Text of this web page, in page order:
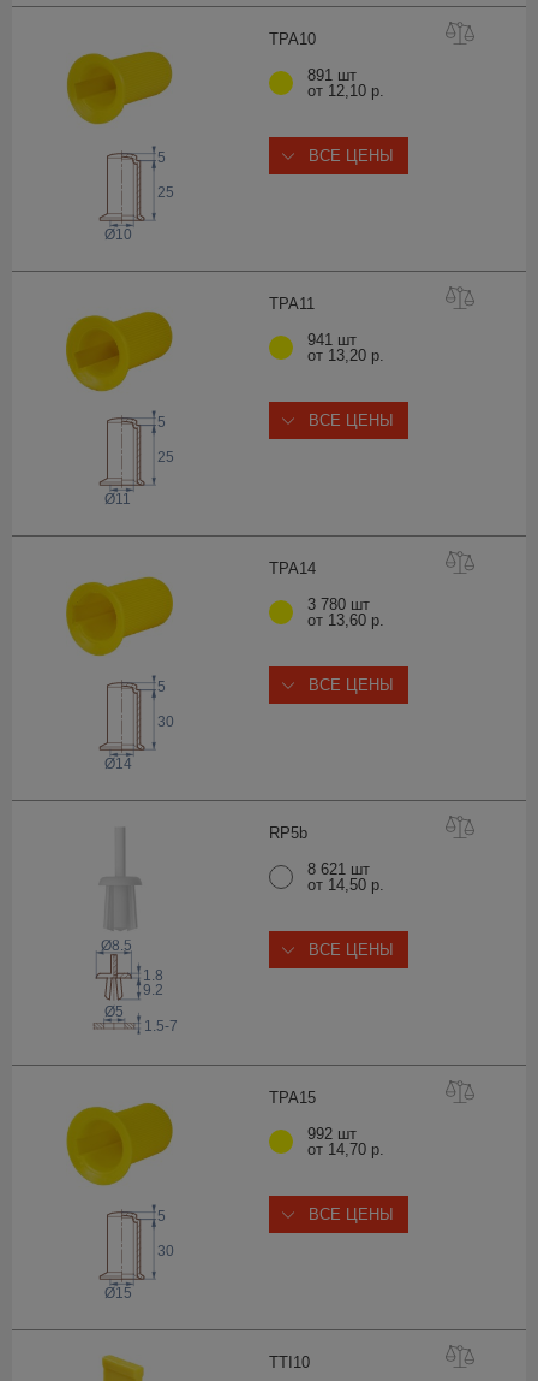
TPA10
25
5
Ø10
891 шт
от 12,10 р.
ВСЕ ЦЕНЫ
TPA11
25
5
Ø11
941 шт
от 13,20 р.
ВСЕ ЦЕНЫ
TPA14
30
5
Ø14
3 780 шт
от 13,60 р.
ВСЕ ЦЕНЫ
RP5b
1.8
9.2
Ø8.5
Ø5
1.5-7
8 621 шт
от 14,50 р.
ВСЕ ЦЕНЫ
TPA15
30
5
Ø15
992 шт
от 14,70 р.
ВСЕ ЦЕНЫ
TTI 10